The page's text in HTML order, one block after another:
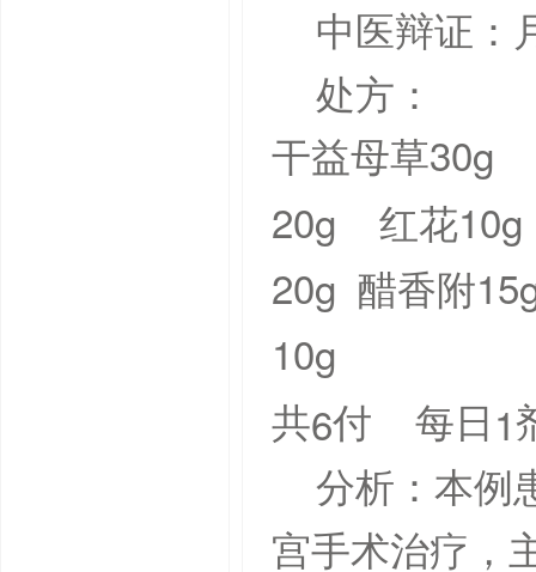
中医辩证：
处方：
干益母草30g
20g
红花10g
20g 醋香附
10g
共6付 每日 1
分析：本例
宫手术治疗，